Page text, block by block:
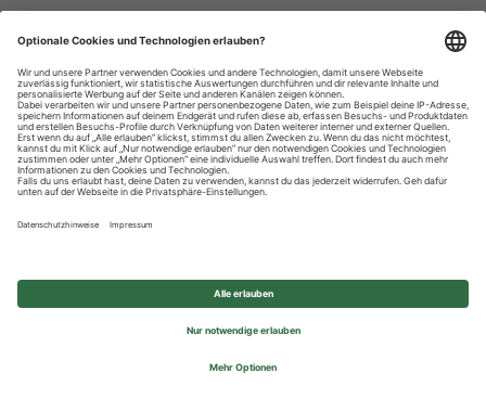
Datenschutzhinweise
Impressum
Privatsphäre-Einstellungen
© 2026 REWE Group - All rights reserved